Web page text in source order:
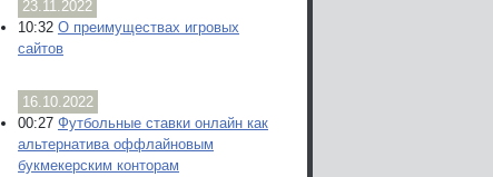
23.11.2022
10:32 О преимуществах игровых
сайтов
16.10.2022
00:27 Футбольные ставки онлайн как
альтернатива оффлайновым
букмекерским конторам